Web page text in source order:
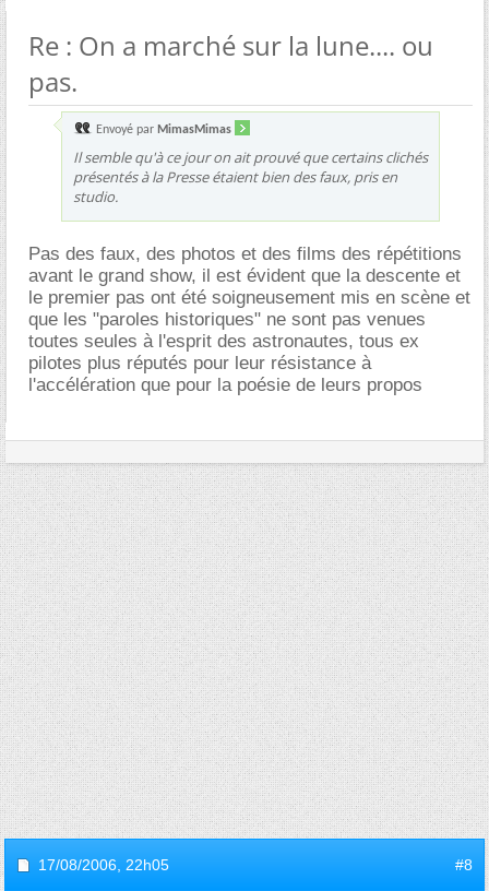
Re : On a marché sur la lune.... ou
pas.
Envoyé par MimasMimas
Il semble qu'à ce jour on ait prouvé que certains clichés
présentés à la Presse étaient bien des faux, pris en
studio.
Pas des faux, des photos et des films des répétitions
avant le grand show, il est évident que la descente et
le premier pas ont été soigneusement mis en scène et
que les "paroles historiques" ne sont pas venues
toutes seules à l'esprit des astronautes, tous ex
pilotes plus réputés pour leur résistance à
l'accélération que pour la poésie de leurs propos
17/08/2006, 22h05 #8